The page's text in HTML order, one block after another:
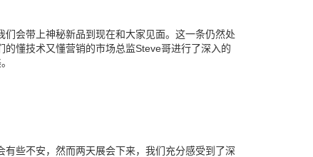
会带上神秘新品到现在和大家见面。这一条仍然处
懂技术又懂营销的市场总监Steve哥进行了深入的
些不安，然而两天展会下来，我们充分感受到了深